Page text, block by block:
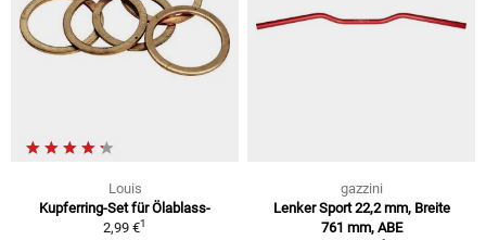
Louis
Kupferring-Set für Ölablass-
2,99 €1
gazzini
Lenker Sport 22,2 mm, Breite
761 mm, ABE